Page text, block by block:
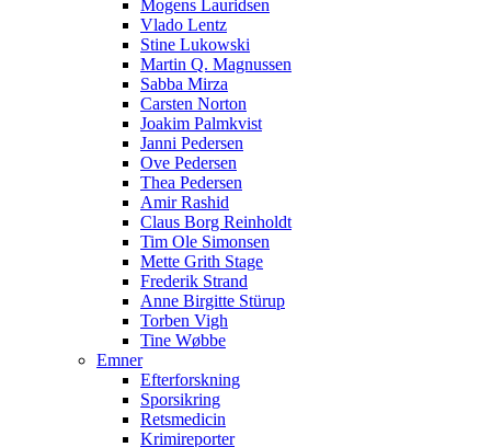
Mogens Lauridsen
Vlado Lentz
Stine Lukowski
Martin Q. Magnussen
Sabba Mirza
Carsten Norton
Joakim Palmkvist
Janni Pedersen
Ove Pedersen
Thea Pedersen
Amir Rashid
Claus Borg Reinholdt
Tim Ole Simonsen
Mette Grith Stage
Frederik Strand
Anne Birgitte Stürup
Torben Vigh
Tine Wøbbe
Emner
Efterforskning
Sporsikring
Retsmedicin
Krimireporter